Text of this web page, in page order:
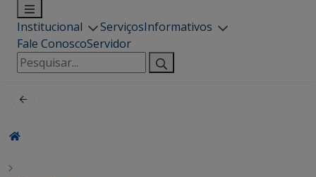
Institucional ServiçosInformativos
Fale ConoscoServidor
Pesquisar
por: